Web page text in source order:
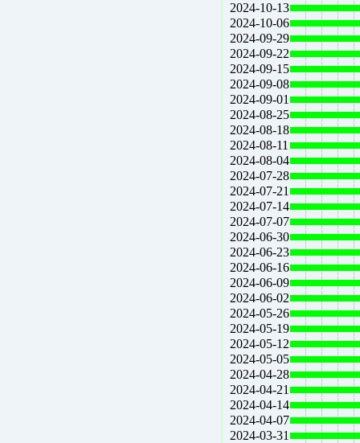
2024-10-13
2024-10-06
2024-09-29
2024-09-22
2024-09-15
2024-09-08
2024-09-01
2024-08-25
2024-08-18
2024-08-11
2024-08-04
2024-07-28
2024-07-21
2024-07-14
2024-07-07
2024-06-30
2024-06-23
2024-06-16
2024-06-09
2024-06-02
2024-05-26
2024-05-19
2024-05-12
2024-05-05
2024-04-28
2024-04-21
2024-04-14
2024-04-07
2024-03-31